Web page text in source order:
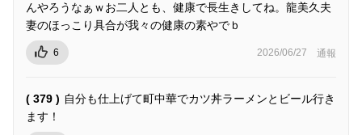
んやろうなぁｗお二人とも、健康で長生きしてね。龍美久夫
妻のほっこり具合が我々の健康の素やでｂ
6 2026/06/27 通報
( 379 ) 自分も仕上げて町中華でカツ丼ラーメンとビール行き
ます！